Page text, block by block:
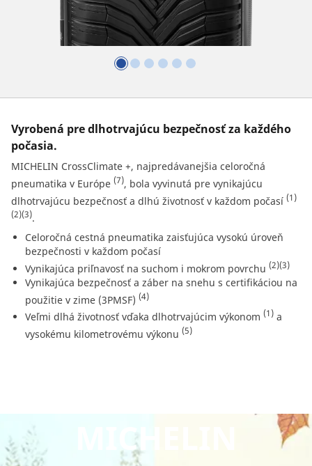
Vyrobená pre dlhotrvajúcu bezpečnosť za každého
počasia.
MICHELIN CrossClimate +, najpredávanejšia celoročná
pneumatika v Európe (7), bola vyvinutá pre vynikajúcu
dlhotrvajúcu bezpečnosť a dlhú životnosť v každom počasí (1)
(2)(3).
Celoročná cestná pneumatika zaisťujúca vysokú úroveň
bezpečnosti v každom počasí
Vynikajúca priľnavosť na suchom i mokrom povrchu (2)(3)
Vynikajúca bezpečnosť a záber na snehu s certifikáciou na
použitie v zime (3PMSF) (4)
Veľmi dlhá životnosť vďaka dlhotrvajúcim výkonom (1) a
vysokému kilometrovému výkonu (5)
MICHELIN